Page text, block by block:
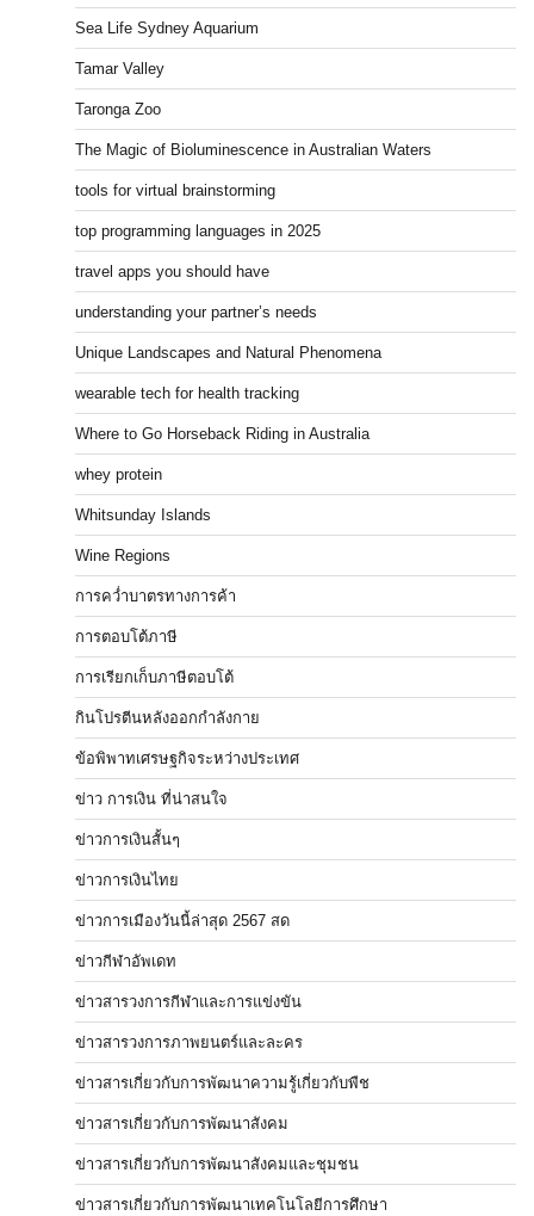
Sea Life Sydney Aquarium
Tamar Valley
Taronga Zoo
The Magic of Bioluminescence in Australian Waters
tools for virtual brainstorming
top programming languages in 2025
travel apps you should have
understanding your partner’s needs
Unique Landscapes and Natural Phenomena
wearable tech for health tracking
Where to Go Horseback Riding in Australia
whey protein
Whitsunday Islands
Wine Regions
การคว่ำบาตรทางการค้า
การตอบโต้ภาษี
การเรียกเก็บภาษีตอบโต้
กินโปรตีนหลังออกกำลังกาย
ข้อพิพาทเศรษฐกิจระหว่างประเทศ
ข่าว การเงิน ที่น่าสนใจ
ข่าวการเงินสั้นๆ
ข่าวการเงินไทย
ข่าวการเมืองวันนี้ล่าสุด 2567 สด
ข่าวกีฬาอัพเดท
ข่าวสารวงการกีฬาและการแข่งขัน
ข่าวสารวงการภาพยนตร์และละคร
ข่าวสารเกี่ยวกับการพัฒนาความรู้เกี่ยวกับพืช
ข่าวสารเกี่ยวกับการพัฒนาสังคม
ข่าวสารเกี่ยวกับการพัฒนาสังคมและชุมชน
ข่าวสารเกี่ยวกับการพัฒนาเทคโนโลยีการศึกษา